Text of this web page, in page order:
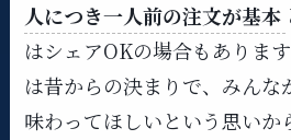
人につき一人前の注文が基本
はシェアOKの場合もありま
は昔からの決まりで、みんな
味わってほしいという思いか